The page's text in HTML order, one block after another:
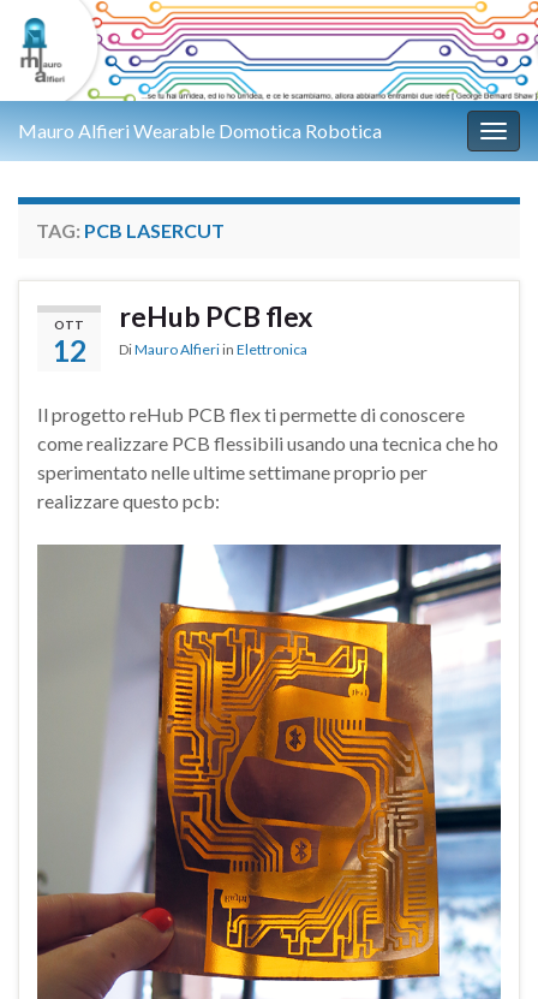
Mauro Alfieri Wearable Domotica Robotica
TAG: PCB LASERCUT
OTT
12
reHub PCB flex
DiMauro Alfieri in Elettronica
Il progetto reHub PCB flex ti permette di conoscere
come realizzare PCB flessibili usando una tecnica che ho
sperimentato nelle ultime settimane proprio per
realizzare questo pcb: